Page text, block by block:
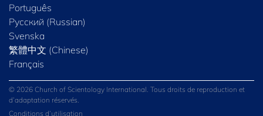
Português
Русский (Russian)
Svenska
繁體中文 (Chinese)
Français
© 2026 Church of Scientology International. Tous droits de reproduction et
d’adaptation réservés.
Conditions d’utilisation